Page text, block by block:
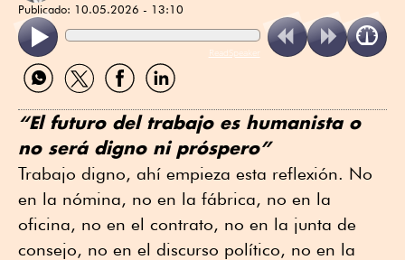
Publicado: 10.05.2026 - 13:10
ReadSpeaker
Compartir
por
Compartir
por
Compartir
por
Compartir
por
“El futuro del trabajo es humanista o
no será digno ni próspero”
Trabajo digno, ahí empieza esta reflexión. No
en la nómina, no en la fábrica, no en la
oficina, no en el contrato, no en la junta de
consejo, no en el discurso político, no en la